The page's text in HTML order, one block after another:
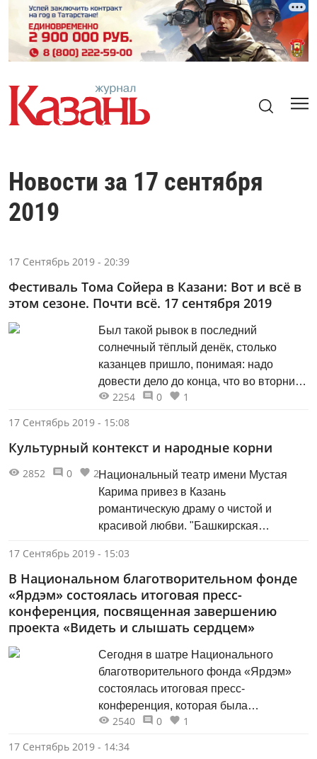
Новости за 17 сентября
2019
17 Сентябрь 2019 - 20:39
Фестиваль Тома Сойера в Казани: Вот и всё в
этом сезоне. Почти всё. 17 сентября 2019
Был такой рывок в последний
солнечный тёплый денёк, столько
казанцев пришло, понимая: надо
довести дело до конца, что во вторник
после не давшего поработать
профессора Богородского" на Волкова,
целом уже обновлён.
2254 0
1
17 Сентябрь 2019 - 15:08
Культурный контекст и народные корни
Национальный театр имени Мустая
Карима привез в Казань
романтическую драму о чистой и
красивой любви. "Башкирская
национальных традициях приурочен к
празднованию 100-летия
Башкортостана.
2852 0 2
17 Сентябрь 2019 - 15:03
В Национальном благотворительном фонде
«Ярдэм» состоялась итоговая пресс-
конференция, посвященная завершению
проекта «Видеть и слышать сердцем»
Сегодня в шатре Национального
благотворительного фонда «Ярдэм»
состоялась итоговая пресс-
конференция, которая была
посвящена завершению проекта
2540 0
1
17 Сентябрь 2019 - 14:34